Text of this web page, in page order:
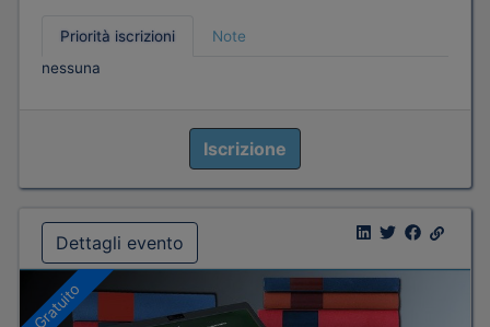
Priorità iscrizioni
Note
nessuna
Iscrizione
Dettagli evento
Gratuito